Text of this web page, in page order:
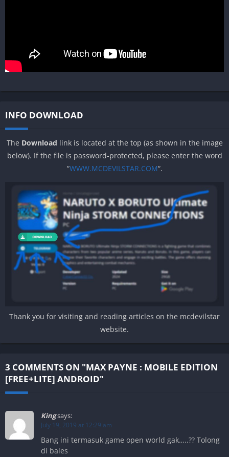
INFO DOWNLOAD
The Download link is located at the top (as shown in the image
below). If the file is password-protected, please enter the word
“WWW.MCDEVILSTAR.COM“.
Thank you for visiting and reading articles on the mcdevilstar
website.
3 COMMENTS ON "MAX PAYNE : MOBILE EDITION
[FREE+LITE] ANDROID"
Kingsays:
July 19, 2019 at 12:29 am
Bang ini termasuk game open world gak…..?? Tolong
di bales